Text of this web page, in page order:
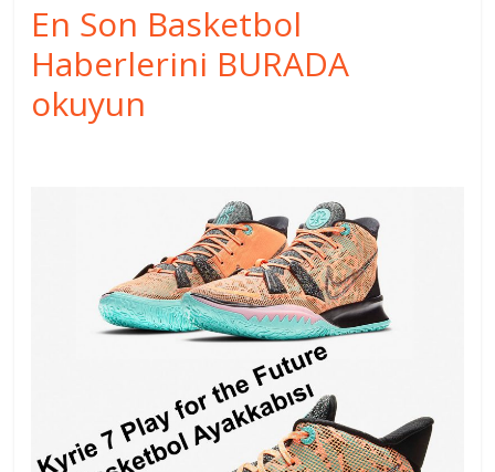
En Son Basketbol
Haberlerini BURADA
okuyun